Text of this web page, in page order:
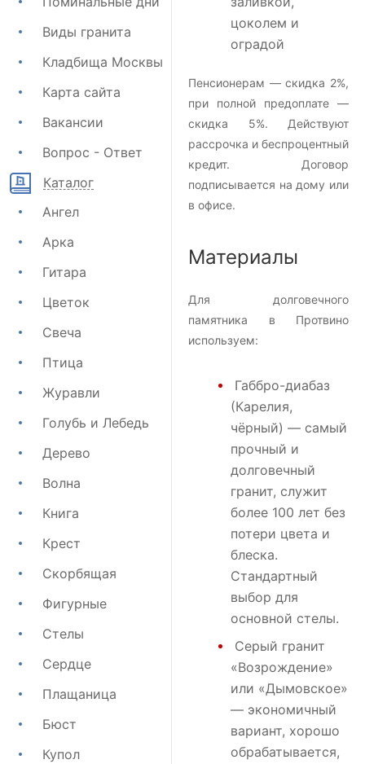
Виды гранита
Кладбища Москвы
Карта сайта
Вакансии
Вопрос - Ответ
Каталог
Ангел
Арка
Гитара
Цветок
Свеча
Птица
Журавли
Голубь и Лебедь
Дерево
Волна
Книга
Крест
Скорбящая
Фигурные
Стелы
Сердце
Плащаница
Бюст
Купол
цоколем и
оградой
Пенсионерам — скидка 2%,
при полной предоплате —
скидка 5%. Действуют
рассрочка и беспроцентный
кредит. Договор
подписывается на дому или
в офисе.
Материалы
Для долговечного
памятника в Протвино
используем:
Габбро-диабаз
(Карелия,
чёрный) — самый
прочный и
долговечный
гранит, служит
более 100 лет без
потери цвета и
блеска.
Стандартный
выбор для
основной стелы.
Серый гранит
«Возрождение»
или «Дымовское»
— экономичный
вариант, хорошо
обрабатывается,